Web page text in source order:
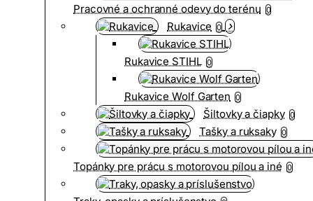
Pracovné a ochranné odevy do terénu 0
Rukavice 0
Rukavice STIHL 0
Rukavice Wolf Garten 0
Šiltovky a čiapky 0
Tašky a ruksaky 0
Topánky pre prácu s motorovou pílou a iné 0